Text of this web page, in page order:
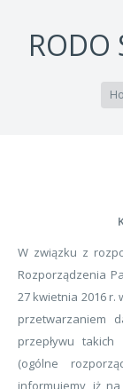
RODO
You are here:
W związku z
Rozporządzenia
27 kwietnia 2016
przetwarzaniem
przepływu
(ogólne
informujemy, iż